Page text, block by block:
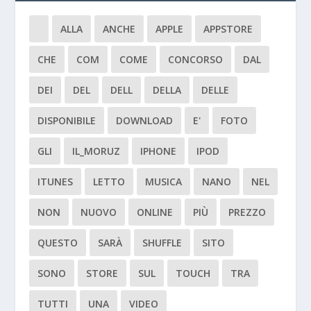
ALLA ANCHE APPLE APPSTORE
CHE COM COME CONCORSO DAL
DEI DEL DELL DELLA DELLE
DISPONIBILE DOWNLOAD E' FOTO
GLI IL_MORUZ IPHONE IPOD
ITUNES LETTO MUSICA NANO NEL
NON NUOVO ONLINE PIÙ PREZZO
QUESTO SARÀ SHUFFLE SITO
SONO STORE SUL TOUCH TRA
TUTTI UNA VIDEO